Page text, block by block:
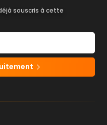
souscris à cette